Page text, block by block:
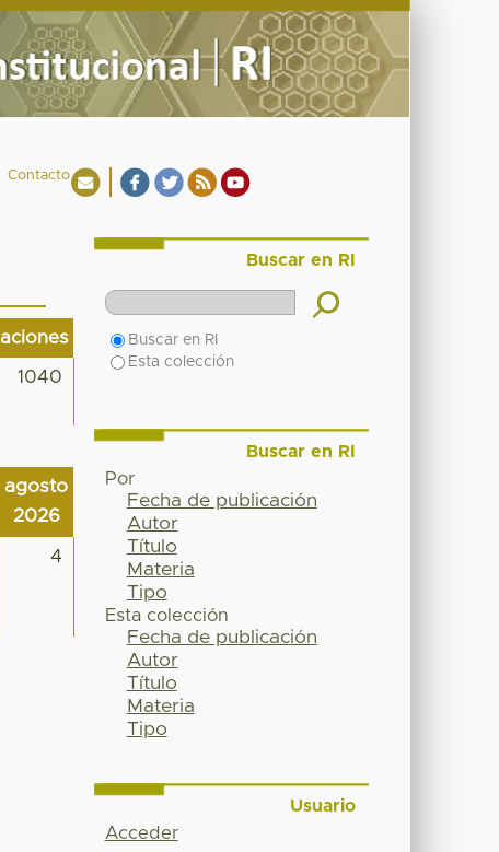
Contacto
1040
agosto
2026
4
Buscar en RI
Buscar en RI
Esta colección
Buscar en RI
Por
Fecha de publicación
Autor
Título
Materia
Tipo
Esta colección
Fecha de publicación
Autor
Título
Materia
Tipo
Usuario
Acceder